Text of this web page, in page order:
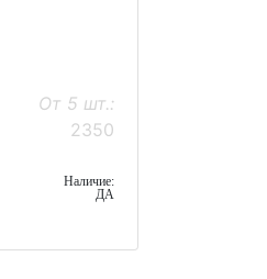
От 5 шт.:
2350
Наличие:
ДА